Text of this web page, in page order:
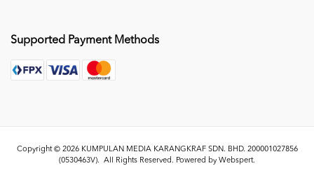
Supported Payment Methods
Copyright © 2026 KUMPULAN MEDIA KARANGKRAF SDN. BHD. 200001027856
(0530463V). All Rights Reserved. Powered by Webspert.